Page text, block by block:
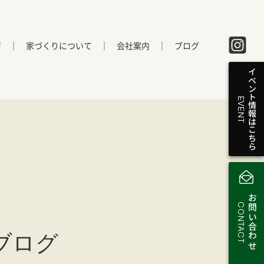
家づくりについて 会社案内 ブログ
ログ
EVENTイベント情報はこちら
CONTACTお問い合わせ